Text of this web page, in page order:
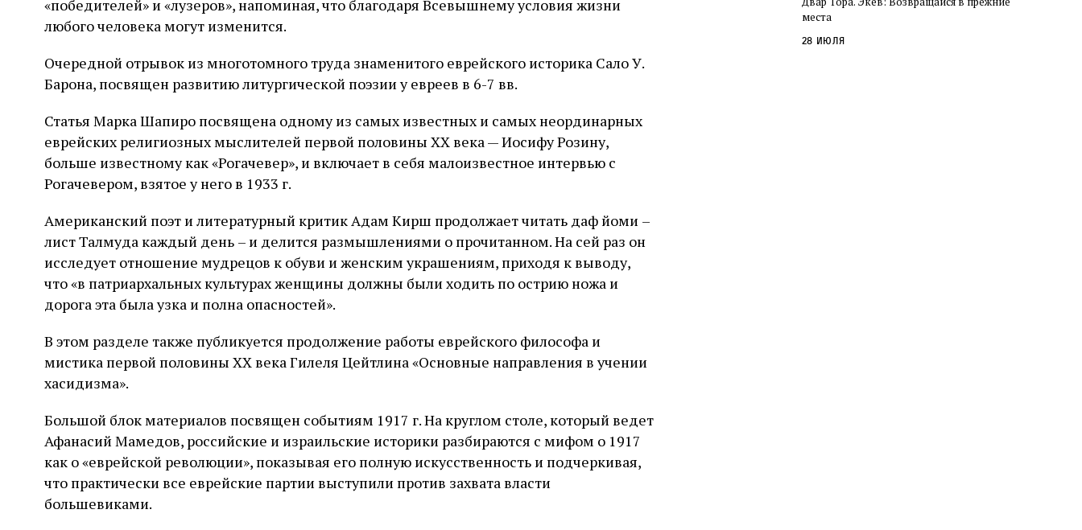
«победителей» и «лузеров», напоминая, что благодаря Всевышнему условия жизни
любого человека могут изменится.
Очередной отрывок из многотомного труда знаменитого еврейского историка Сало У.
Барона, посвящен развитию литургической поэзии у евреев в 6-7 вв.
Статья Марка Шапиро посвящена одному из самых известных и самых неординарных
еврейских религиозных мыслителей первой половины ХХ века — Иосифу Розину,
больше известному как «Рогачевер», и включает в себя малоизвестное интервью с
Рогачевером, взятое у него в 1933 г.
Американский поэт и литературный критик Адам Кирш продолжает читать даф йоми –
лист Талмуда каждый день – и делится размышлениями о прочитанном. На сей раз он
исследует отношение мудрецов к обуви и женским украшениям, приходя к выводу,
что «в патриархальных культурах женщины должны были ходить по острию ножа и
дорога эта была узка и полна опасностей».
В этом разделе также публикуется продолжение работы еврейского философа и
мистика первой половины ХХ века Гилеля Цейтлина «Основные направления в учении
хасидизма».
Большой блок материалов посвящен событиям 1917 г. На круглом столе, который ведет
Афанасий Мамедов, российские и израильские историки разбираются с мифом о 1917
как о «еврейской революции», показывая его полную искусственность и подчеркивая,
что практически все еврейские партии выступили против захвата власти
большевиками.
слово в переводе Библии
места
28 июля